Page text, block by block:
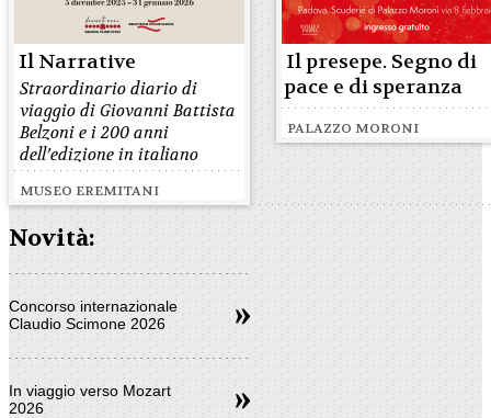
Il Narrative
Straordinario diario di
viaggio di Giovanni Battista
Belzoni e i 200 anni
dell’edizione in italiano
MUSEO EREMITANI
Il presepe. Segno di
pace e di speranza
PALAZZO MORONI
Novità:
Concorso internazionale
Claudio Scimone 2026
In viaggio verso Mozart
2026